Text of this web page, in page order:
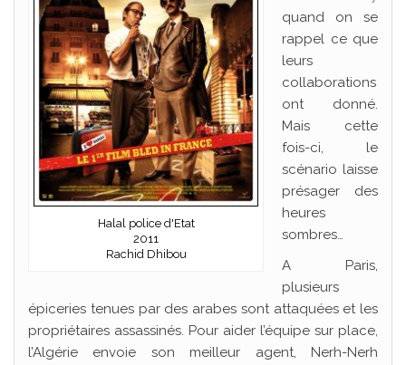
Halal police d'Etat
2011
Rachid Dhibou
quand on se
rappel ce que
leurs
collaborations
ont donné.
Mais cette
fois-ci, le
scénario laisse
présager des
heures
sombres…
A Paris,
plusieurs
épiceries tenues par des arabes sont attaquées et les
propriétaires assassinés. Pour aider l’équipe sur place,
l’Algérie envoie son meilleur agent, Nerh-Nerh